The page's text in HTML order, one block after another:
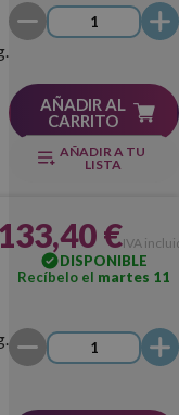
AÑADIR AL
CARRITO
AÑADIR A TU
LISTA
133,40 €IVA
DISPONIBLE
Recíbelo el martes 11